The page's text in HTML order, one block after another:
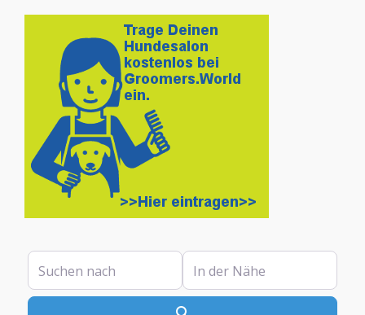
Suchen nach In der Nähe